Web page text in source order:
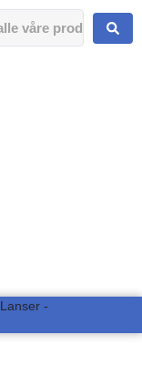
Lanser -